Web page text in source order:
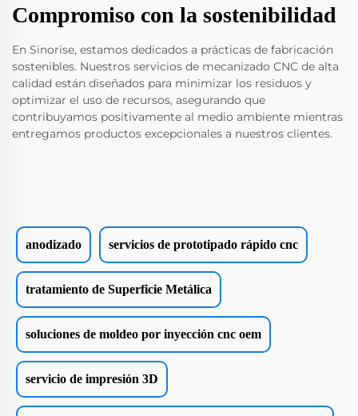
Compromiso con la sostenibilidad
En Sinorise, estamos dedicados a prácticas de fabricación
sostenibles. Nuestros servicios de mecanizado CNC de alta
calidad están diseñados para minimizar los residuos y
optimizar el uso de recursos, asegurando que
contribuyamos positivamente al medio ambiente mientras
entregamos productos excepcionales a nuestros clientes.
anodizado servicios de prototipado rápido cnc
tratamiento de Superficie Metálica
soluciones de moldeo por inyección cnc oem
servicio de impresión 3D